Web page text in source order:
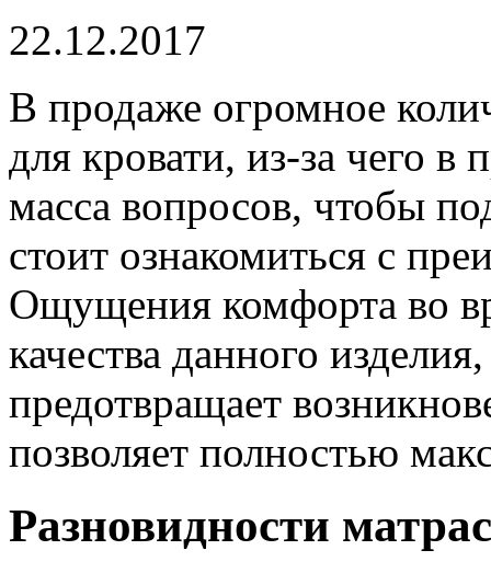
22.12.2017
В продаже огромное
для кровати, из-за чего в
масса вопросов, чтобы
стоит ознакомиться с
Ощущения комфорта во
качества данного
предотвращает
позволяет полностью
Разновидности